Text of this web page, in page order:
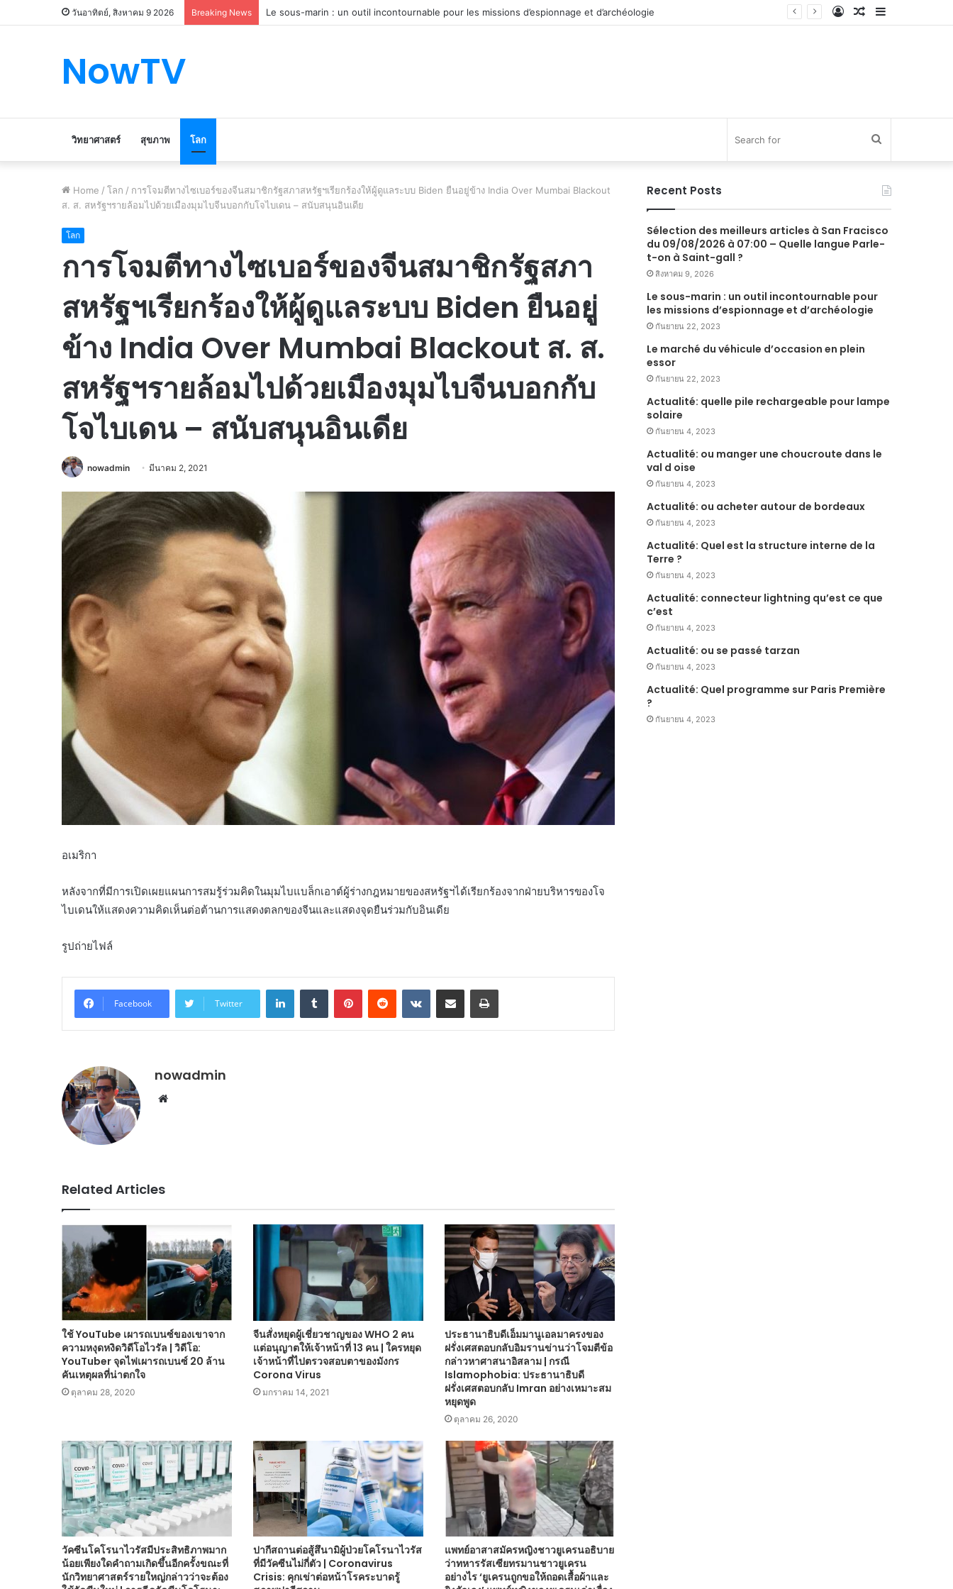
วันอาทิตย์, สิงหาคม 9 2026 Breaking News Le marché du véhicule d’occasion en plein essor Sidebar
Random
Log
NowTV
วิทยาศาสตร์ สุขภาพ โลก
Home / โลก / การโจมตีทางไซเบอร์ของจีนสมาชิกรัฐสภาสหรัฐฯเรียกร้องให้ผู้ดูแลระบบ Biden ยืนอยู่ข้าง India Over Mumbai Blackout
ส. ส. สหรัฐฯรายล้อมไปด้วยเมืองมุมไบจีนบอกกับโจไบเดน – สนับสนุนอินเดีย
โลก
การโจมตีทางไซเบอร์ของจีนสมาชิกรัฐสภา
สหรัฐฯเรียกร้องให้ผู้ดูแลระบบ Biden ยืนอยู่
ข้าง India Over Mumbai Blackout ส. ส.
สหรัฐฯรายล้อมไปด้วยเมืองมุมไบจีนบอกกับ
โจไบเดน – สนับสนุนอินเดีย
nowadmin มีนาคม 2, 2021
อเมริกา
หลังจากที่มีการเปิดเผยแผนการสมรู้ร่วมคิดในมุมไบแบล็กเอาต์ผู้ร่างกฎหมายของสหรัฐฯได้เรียกร้องจากฝ่ายบริหารของโจ
ไบเดนให้แสดงความคิดเห็นต่อต้านการแสดงตลกของจีนและแสดงจุดยืนร่วมกับอินเดีย
รูปถ่ายไฟล์
Facebook Twitter
LinkedInTumblr PinterestReddit VKontakteShare via Email Print
nowadmin
Website
Related Articles
ใช้ YouTube เผารถเบนซ์ของเขาจาก
ความหงุดหงิดวิดีโอไวรัล | วิดีโอ:
YouTuber จุดไฟเผารถเบนซ์ 20 ล้าน
คันเหตุผลที่น่าตกใจ
ตุลาคม 28, 2020
จีนสั่งหยุดผู้เชี่ยวชาญของ WHO 2 คน
แต่อนุญาตให้เจ้าหน้าที่ 13 คน | ใครหยุด
เจ้าหน้าที่ไปตรวจสอบตาของมังกร
Corona Virus
มกราคม 14, 2021
ประธานาธิบดีเอ็มมานูเอลมาครงของ
ฝรั่งเศสตอบกลับอิมรานข่านว่าโจมตีข้อ
กล่าวหาศาสนาอิสลาม | กรณี
Islamophobia: ประธานาธิบดี
ฝรั่งเศสตอบกลับ Imran อย่างเหมาะสม
หยุดพูด
ตุลาคม 26, 2020
วัคซีนโคโรนาไวรัสมีประสิทธิภาพมาก
น้อยเพียงใดคำถามเกิดขึ้นอีกครั้งขณะที่
นักวิทยาศาสตร์รายใหญ่กล่าวว่าจะต้อง
ปากีสถานต่อสู้สึนามิผู้ป่วยโคโรนาไวรัส
ที่มีวัคซีนไม่กี่ตัว | Coronavirus
Crisis: คุกเข่าต่อหน้าโรคระบาดรู้
แพทย์อาสาสมัครหญิงชาวยูเครนอธิบาย
ว่าทหารรัสเซียทรมานชาวยูเครน
อย่างไร ‘ยูเครนถูกขอให้ถอดเสื้อผ้าและ
Recent Posts
Sélection des meilleurs articles à San Fracisco
du 09/08/2026 à 07:00 – Quelle langue Parle-
t-on à Saint-gall ?
สิงหาคม 9, 2026
Le sous-marin : un outil incontournable pour
les missions d’espionnage et d’archéologie
กันยายน 22, 2023
Le marché du véhicule d’occasion en plein
essor
กันยายน 22, 2023
Actualité: quelle pile rechargeable pour lampe
solaire
กันยายน 4, 2023
Actualité: ou manger une choucroute dans le
val d oise
กันยายน 4, 2023
Actualité: ou acheter autour de bordeaux
กันยายน 4, 2023
Actualité: Quel est la structure interne de la
Terre ?
กันยายน 4, 2023
Actualité: connecteur lightning qu’est ce que
c’est
กันยายน 4, 2023
Actualité: ou se passé tarzan
กันยายน 4, 2023
Actualité: Quel programme sur Paris Première
?
กันยายน 4, 2023